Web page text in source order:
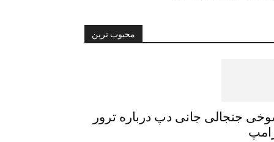
محبوب ترین
جنجالی جانی دپ درباره ترور